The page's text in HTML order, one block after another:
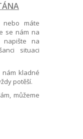
nebo máte
se nám na
na
situaci
nám kladné
potěší.
můžeme